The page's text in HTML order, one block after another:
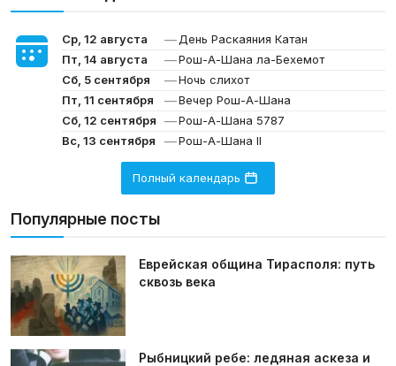
Ср, 12 августа —День Раскаяния Катан
Пт, 14 августа
—Рош-А-Шана ла-Бехемот
Сб, 5 сентября
—Ночь слихот
Пт, 11 сентября
—Вечер Рош-А-Шана
Сб, 12 сентября
—Рош-А-Шана 5787
Вс, 13 сентября
—Рош-А-Шана II
Полный календарь
Популярные посты
Еврейская община Тирасполя: путь
сквозь века
Рыбницкий ребе: ледяная аскеза и